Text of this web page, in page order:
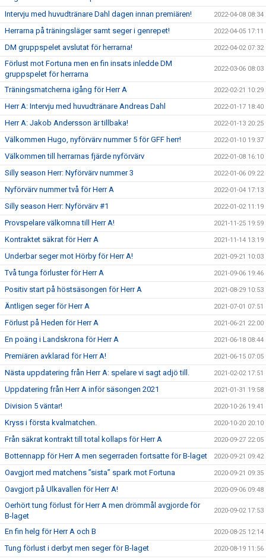
Intervju med huvudtränare Dahl dagen innan premiären! 2022-04-08 08:34
Herrarna på träningsläger samt seger i genrepet! 2022-04-05 17:11
DM gruppspelet avslutat för herrarna! 2022-04-02 07:32
Förlust mot Fortuna men en fin insats inledde DM
gruppspelet för herrarna
2022-03-06 08:03
Träningsmatcherna igång för Herr A 2022-02-21 10:29
Herr A: Intervju med huvudtränare Andreas Dahl 2022-01-17 18:40
Herr A: Jakob Andersson är tillbaka! 2022-01-13 20:25
Välkommen Hugo, nyförvärv nummer 5 för GFF herr! 2022-01-10 19:37
Välkommen till herrarnas fjärde nyförvärv 2022-01-08 16:10
Silly season Herr: Nyförvärv nummer 3 2022-01-06 09:22
Nyförvärv nummer två för Herr A 2022-01-04 17:13
Silly season Herr: Nyförvärv #1 2022-01-02 11:19
Provspelare välkomna till Herr A! 2021-11-25 19:59
Kontraktet säkrat för Herr A 2021-11-14 13:19
Underbar seger mot Hörby för Herr A! 2021-09-21 10:03
Två tunga förluster för Herr A 2021-09-06 19:46
Positiv start på höstsäsongen för Herr A 2021-08-29 10:53
Äntligen seger för Herr A 2021-07-01 07:51
Förlust på Heden för Herr A 2021-06-21 22:00
En poäng i Landskrona för Herr A 2021-06-18 08:44
Premiären avklarad för Herr A! 2021-06-15 07:05
Nästa uppdatering från Herr A: spelare vi sagt adjö till. 2021-02-02 17:51
Uppdatering från Herr A inför säsongen 2021 2021-01-31 19:58
Division 5 väntar! 2020-10-26 19:41
Kryss i första kvalmatchen. 2020-10-20 20:10
Från säkrat kontrakt till total kollaps för Herr A 2020-09-27 22:05
Bottennapp för Herr A men segerraden fortsatte för B-laget 2020-09-21 09:42
Oavgjort med matchens ”sista” spark mot Fortuna 2020-09-21 09:35
Oavgjort på Ulkavallen för Herr A! 2020-09-06 09:48
Oerhört tung förlust för Herr A men drömmål avgjorde för
B-laget
2020-09-02 17:53
En fin helg för Herr A och B 2020-08-25 12:14
Tung förlust i derbyt men seger för B-laget 2020-08-19 11:56